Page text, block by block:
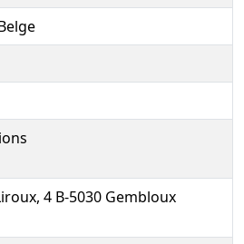
4 B-5030 Gembloux